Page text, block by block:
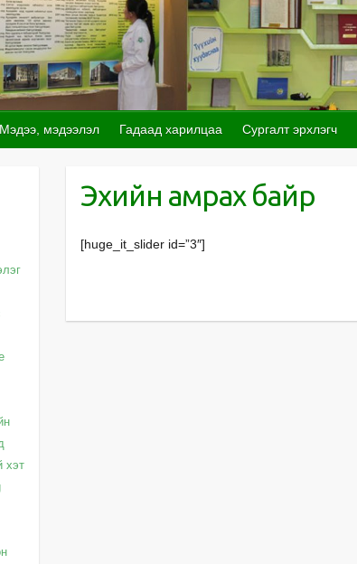
Мэдээ, мэдээлэл Гадаад харилцаа Сургалт эрхлэгч
Эхийн амрах байр
[huge_it_slider id=”3″]
хэт